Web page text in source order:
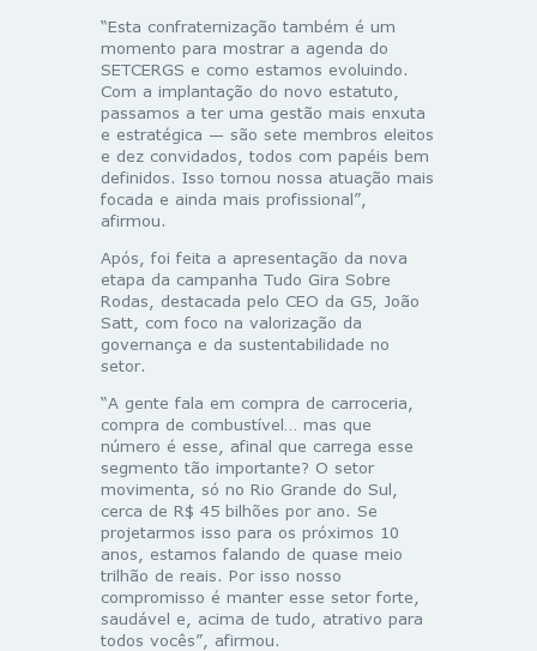
“Esta confraternização também é um
momento para mostrar a agenda do
SETCERGS e como estamos evoluindo.
Com a implantação do novo estatuto,
passamos a ter uma gestão mais enxuta
e estratégica — são sete membros eleitos
e dez convidados, todos com papéis bem
definidos. Isso tornou nossa atuação mais
focada e ainda mais profissional”,
afirmou.
Após, foi feita a apresentação da nova
etapa da campanha Tudo Gira Sobre
Rodas, destacada pelo CEO da G5, João
Satt, com foco na valorização da
governança e da sustentabilidade no
setor.
“A gente fala em compra de carroceria,
compra de combustível… mas que
número é esse, afinal que carrega esse
segmento tão importante? O setor
movimenta, só no Rio Grande do Sul,
cerca de R$ 45 bilhões por ano. Se
projetarmos isso para os próximos 10
anos, estamos falando de quase meio
trilhão de reais. Por isso nosso
compromisso é manter esse setor forte,
saudável e, acima de tudo, atrativo para
todos vocês”, afirmou.